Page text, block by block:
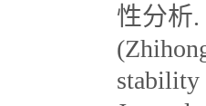
性分析.
stability